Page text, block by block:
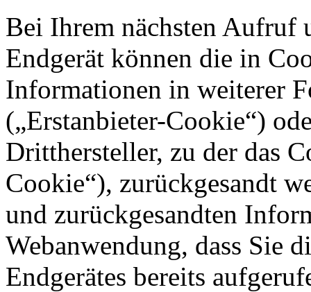
Bei Ihrem nächsten Aufruf
Endgerät können die in
Informationen in weiterer
(„Erstanbieter-Cookie“)
Dritthersteller, zu der das
Cookie“), zurückgesandt
und zurückgesandten
Webanwendung, dass Sie
Endgerätes bereits